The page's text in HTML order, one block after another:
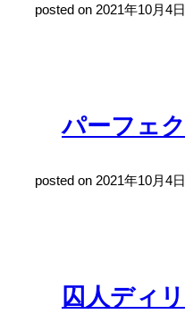
posted on 2021年10月4
パーフェ
posted on 2021年10月4
囚人ディリ